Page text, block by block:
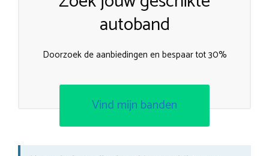
autoband
Doorzoek de aanbiedingen en bespaar tot 30%
Vind mijn banden